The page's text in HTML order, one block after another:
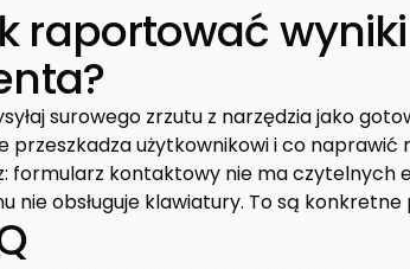
raportować
surowego zrzutu z narzędzia jako
przeszkadza użytkownikowi i co naprawić
formularz kontaktowy nie ma czytelnych
nie obsługuje klawiatury. To są